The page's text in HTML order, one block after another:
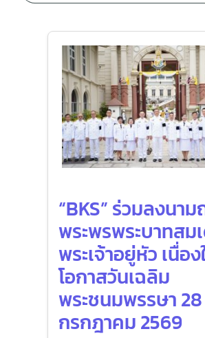
“BKS” ร่วมลงนาม
พระพรพระบาทสม
พระเจ้าอยู่หัว เนื่อง
โอกาสวันเฉลิม
พระชนมพรรษา 28
กรกฎาคม 2569